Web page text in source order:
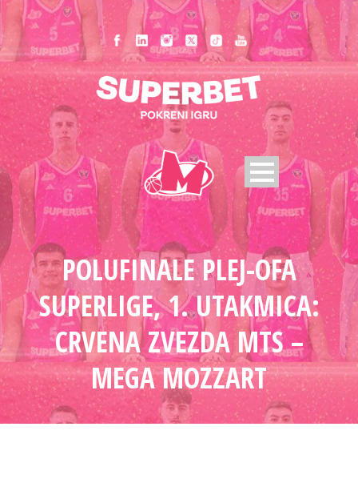
POLUFINALE PLEJ-OFA
SUPERLIGE, 1. UTAKMICA:
CRVENA ZVEZDA MTS –
MEGA MOZZART